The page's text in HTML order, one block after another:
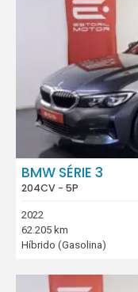
BMW SÉRIE 3
204CV - 5P
2022
62.205 km
Híbrido (Gasolina)